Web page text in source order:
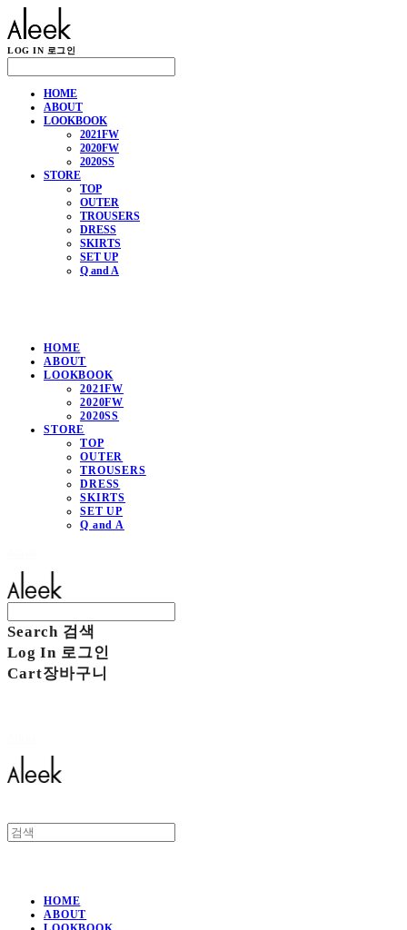
LOG IN 로그인
HOME
ABOUT
LOOKBOOK
2021FW
2020FW
2020SS
STORE
TOP
OUTER
TROUSERS
DRESS
SKIRTS
SET UP
Q and A
HOME
ABOUT
LOOKBOOK
2021FW
2020FW
2020SS
STORE
TOP
OUTER
TROUSERS
DRESS
SKIRTS
SET UP
Q and A
Search 검색
Log In 로그인
Cart장바구니
HOME
ABOUT